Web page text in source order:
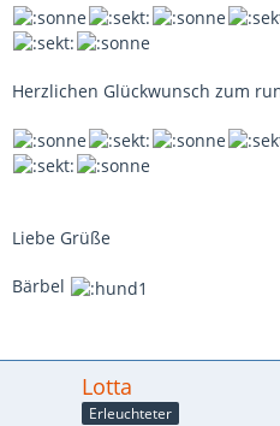
Herzlichen Glückwunsch zum
Liebe Grüße
Bärbel
Lotta
Erleuchteter